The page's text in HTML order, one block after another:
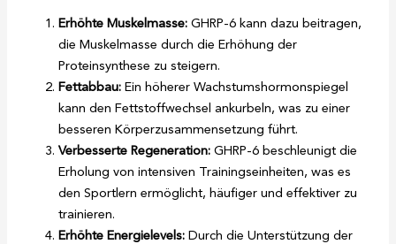
Erhöhte Muskelmasse: GHRP-6 kann dazu beitragen,
die Muskelmasse durch die Erhöhung der
Proteinsynthese zu steigern.
Fettabbau: Ein höherer Wachstumshormonspiegel
kann den Fettstoffwechsel ankurbeln, was zu einer
besseren Körperzusammensetzung führt.
Verbesserte Regeneration: GHRP-6 beschleunigt die
Erholung von intensiven Trainingseinheiten, was es
den Sportlern ermöglicht, häufiger und effektiver zu
trainieren.
Erhöhte Energielevels: Durch die Unterstützung der